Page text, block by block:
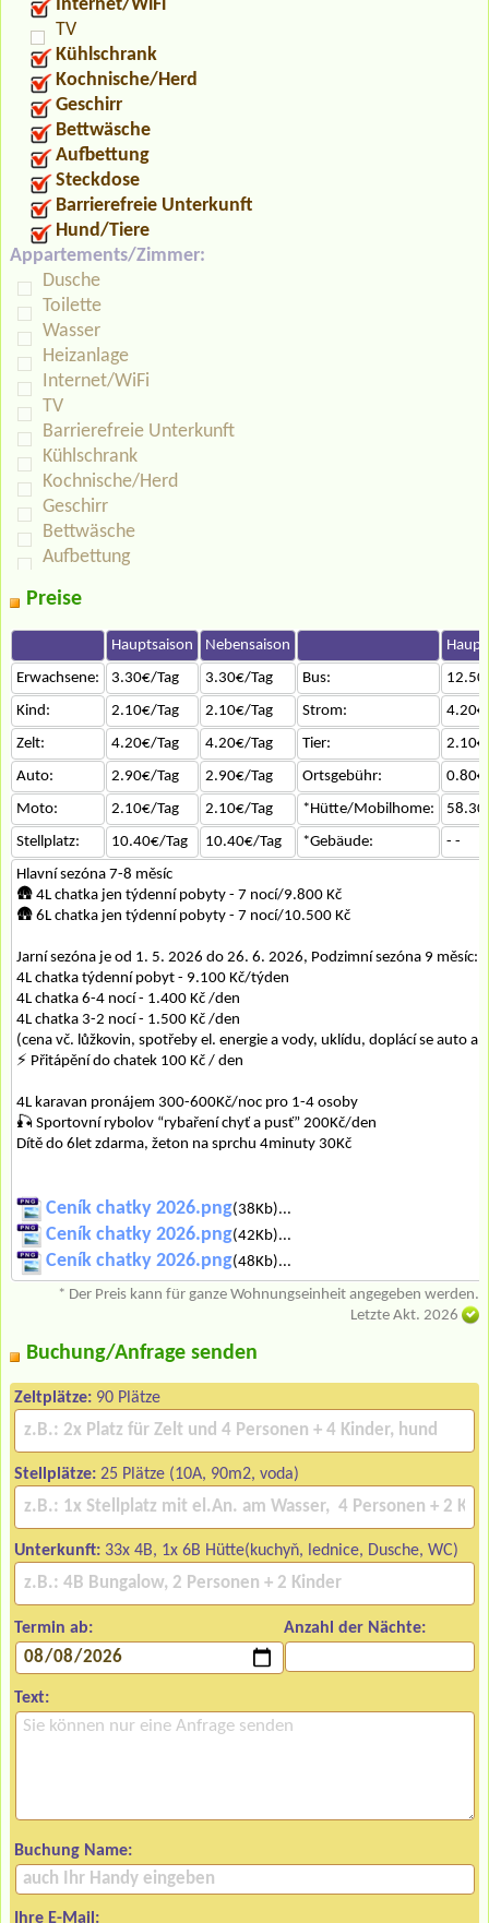
Internet/WiFi
TV
Kühlschrank
Kochnische/Herd
Geschirr
Bettwäsche
Aufbettung
Steckdose
Barrierefreie Unterkunft
Hund/Tiere
Appartements/Zimmer:
Dusche
Toilette
Wasser
Heizanlage
Internet/WiFi
TV
Barrierefreie Unterkunft
Kühlschrank
Kochnische/Herd
Geschirr
Bettwäsche
Aufbettung
Preise
Hauptsaison Nebensaison
Erwachsene:
3.30€/Tag 3.30€/Tag Bus:
Kind:
2.10€/Tag 2.10€/Tag Strom:
Zelt:
4.20€/Tag 4.20€/Tag Tier:
Auto:
2.90€/Tag 2.90€/Tag Ortsgebühr:
Moto:
2.10€/Tag 2.10€/Tag *Hütte/Mobilhome:
Stellplatz:
10.40€/Tag 10.40€/Tag *Gebäude:
- -
Hlavní sezóna 7-8 měsíc
🛖 4L chatka jen týdenní pobyty - 7 nocí/9.800 Kč
🛖 6L chatka jen týdenní pobyty - 7 nocí/10.500 Kč
Jarní sezóna je od 1. 5. 2026 do 26. 6. 2026, Podzimní sezóna 9 měsíc:
4L chatka týdenní pobyt - 9.100 Kč/týden
4L chatka 6-4 nocí - 1.400 Kč /den
4L chatka 3-2 nocí - 1.500 Kč /den
(cena vč. lůžkovin, spotřeby el. energie a vody, uklídu, doplácí se auto a
⚡ Přitápění do chatek 100 Kč / den
4L karavan pronájem 300-600Kč/noc pro 1-4 osoby
🎣 Sportovní rybolov “rybaření chyť a pusť” 200Kč/den
Dítě do 6let zdarma, žeton na sprchu 4minuty 30Kč
Ceník chatky 2026.png(38Kb)...
Ceník chatky 2026.png(42Kb)...
Ceník chatky 2026.png(48Kb)...
* Der Preis kann für ganze Wohnungseinheit angegeben werden.
Letzte Akt. 2026
Buchung/Anfrage senden
Zeltplätze: 90 Plätze
Stellplätze: 25 Plätze (10A, 90m2, voda)
Unterkunft: 33x 4B, 1x 6B Hütte(kuchyň, lednice, Dusche, WC)
Termin ab: Anzahl der Nächte:
Text:
Buchung Name:
Ihre E-Mail: